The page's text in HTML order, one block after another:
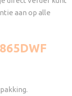
aan op alle